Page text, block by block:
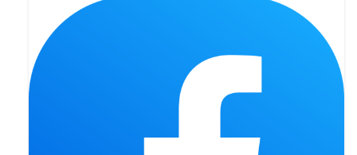
Zakończenie oktawy 2023
Niedziela Palmowa 2023